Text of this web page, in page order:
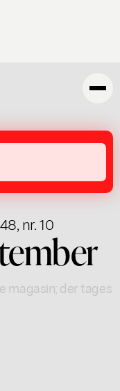
nr. 10
magasin; der tages